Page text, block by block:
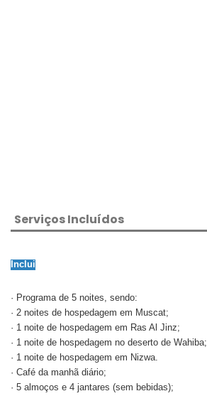
Serviços Incluídos
Inclui
· Programa de 5 noites, sendo:
· 2 noites de hospedagem em Muscat;
· 1 noite de hospedagem em Ras Al Jinz;
· 1 noite de hospedagem no deserto de Wahiba;
· 1 noite de hospedagem em Nizwa.
· Café da manhã diário;
· 5 almoços e 4 jantares (sem bebidas);